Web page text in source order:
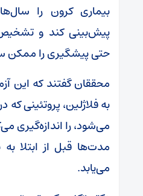
بیماری کرون را
پیش‌بینی کند و
حتی پیشگیری را ممکن
محققان گفتند که این
به فلاژلین، پروتئینی که
می‌شود، را اندازه‌گیری
مدت‌ها قبل از ابتلا
می‌یابد.